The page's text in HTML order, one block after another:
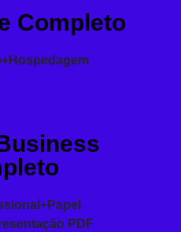
Completo
PDF